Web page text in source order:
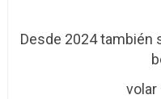
Desde 2024 también
volar